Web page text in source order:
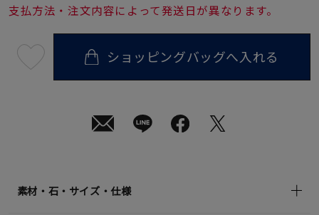
支払方法・注文内容によって発送日が異なります。
08
ショッピングバッグへ入れる
素材・石・サイズ・仕様